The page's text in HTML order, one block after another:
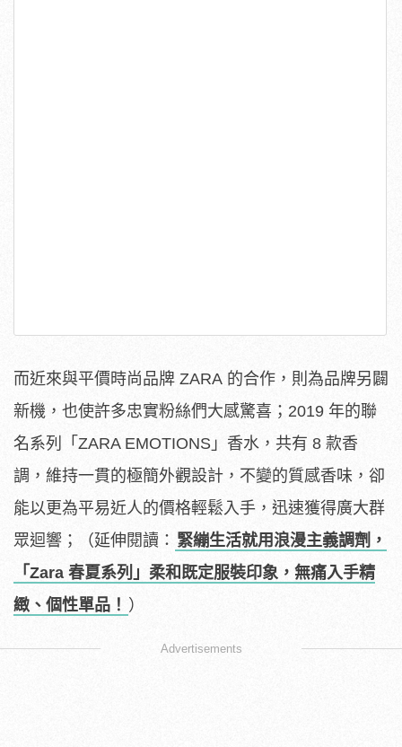
而近來與平價時尚品牌 ZARA 的合作，則為品牌另闢
新機，也使許多忠實粉絲們大感驚喜；2019 年的聯
名系列「ZARA EMOTIONS」香水，共有 8 款香
調，維持一貫的極簡外觀設計，不變的質感香味，卻
能以更為平易近人的價格輕鬆入手，迅速獲得廣大群
眾迴響；（延伸閱讀： 緊繃生活就用浪漫主義調劑，
「Zara 春夏系列」柔和既定服裝印象，無痛入手精
緻、個性單品！ ）
Advertisements